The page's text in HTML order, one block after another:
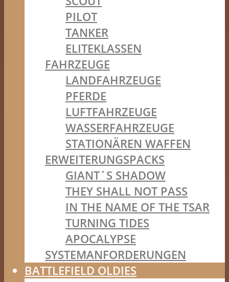
PILOT
TANKER
ELITEKLASSEN
FAHRZEUGE
LANDFAHRZEUGE
PFERDE
LUFTFAHRZEUGE
WASSERFAHRZEUGE
STATIONÄREN WAFFEN
ERWEITERUNGSPACKS
GIANT´S SHADOW
THEY SHALL NOT PASS
IN THE NAME OF THE TSAR
TURNING TIDES
APOCALYPSE
SYSTEMANFORDERUNGEN
BATTLEFIELD OLDIES